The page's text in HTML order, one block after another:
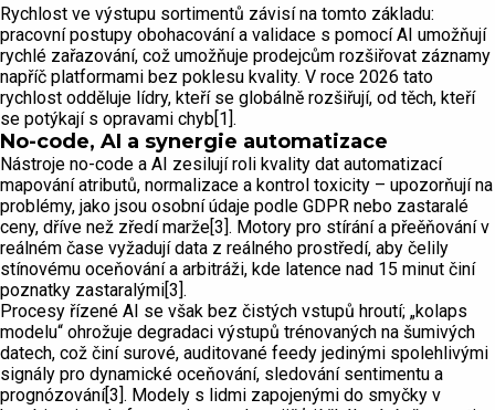
Rychlost ve výstupu sortimentů závisí na tomto základu:
pracovní postupy obohacování a validace s pomocí AI umožňují
rychlé zařazování, což umožňuje prodejcům rozšiřovat záznamy
napříč platformami bez poklesu kvality. V roce 2026 tato
rychlost odděluje lídry, kteří se globálně rozšiřují, od těch, kteří
se potýkají s opravami chyb[1].
No-code, AI a synergie automatizace
Nástroje no-code a AI zesilují roli kvality dat automatizací
mapování atributů, normalizace a kontrol toxicity – upozorňují na
problémy, jako jsou osobní údaje podle GDPR nebo zastaralé
ceny, dříve než zředí marže[3]. Motory pro stírání a přeěňování v
reálném čase vyžadují data z reálného prostředí, aby čelily
stínovému oceňování a arbitráži, kde latence nad 15 minut činí
poznatky zastaralými[3].
Procesy řízené AI se však bez čistých vstupů hroutí; „kolaps
modelu“ ohrožuje degradaci výstupů trénovaných na šumivých
datech, což činí surové, auditované feedy jedinými spolehlivými
signály pro dynamické oceňování, sledování sentimentu a
prognózování[3]. Modely s lidmi zapojenými do smyčky v